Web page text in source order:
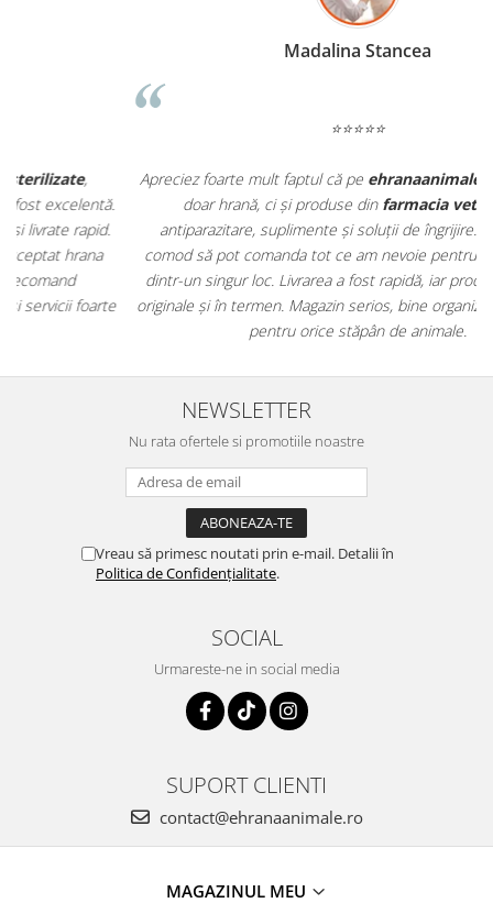
Madalina Stancea
Apreciez foarte mult faptul că peehranaanimale.rogăsesc nu
doar hrană, ci și produse dinfarmacia veterinară:
antiparazitare, suplimente și soluții de îngrijire. Este foarte
comod să pot comanda tot ce am nevoie pentru animalul meu
dintr-un singur loc. Livrarea a fost rapidă, iar produsele au fost
originale și în termen. Magazin serios, bine organizat și foarte util
pentru orice stăpân de animale.
NEWSLETTER
Nu rata ofertele si promotiile noastre
Vreau să primesc noutati prin e-mail. Detalii în
Politica de Confidențialitate.
SOCIAL
Urmareste-ne in social media
SUPORT CLIENTI
contact@ehranaanimale.ro
MAGAZINUL MEU